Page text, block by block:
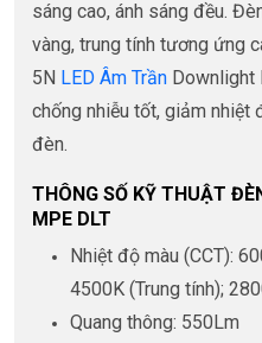
sáng cao, ánh sáng đều.
vàng, trung tính tương ứng
5N LED Âm Trần Downlight
chống nhiễu tốt, giảm nhiệt
đèn.
THÔNG SỐ KỸ THUẬT
MPE DLT
Nhiệt độ màu (CCT):
4500K (Trung tính);
Quang thông: 550Lm